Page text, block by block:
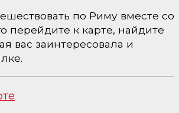
по Риму вместе со
перейдите к карте, найдите
вас заинтересовала и